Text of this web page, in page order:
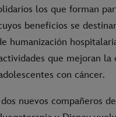
los que forman
beneficios se
humanización
que mejoran la
con cáncer.
nuevos compañeros